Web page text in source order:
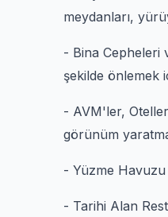
meydanları,
- Bina Cepheleri
şekilde önlemek
- AVM'ler,
görünüm
- Yüzme Havuzu
- Tarihi Alan